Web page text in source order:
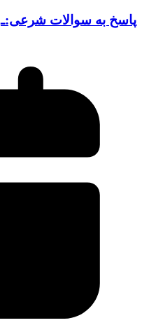
پاسخ به سوالات شرعی:ـ